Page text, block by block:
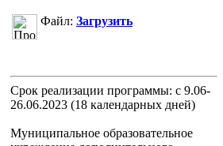
Файл: Загрузить
Срок реализации программы: с 9.06-
26.06.2023 (18 календарных дней)
Муниципальное образовательное